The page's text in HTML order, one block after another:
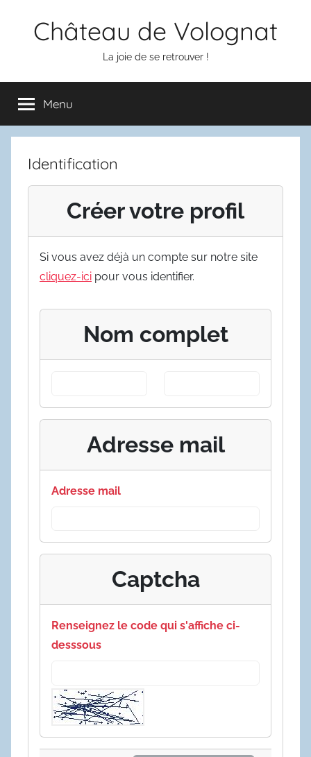
Château de Volognat
La joie de se retrouver !
Menu
Identification
Créer votre profil
Si vous avez déjà un compte sur notre site
cliquez-ici pour vous identifier.
Nom complet
Adresse mail
Adresse mail
Captcha
Renseignez le code qui s'affiche ci-
desssous